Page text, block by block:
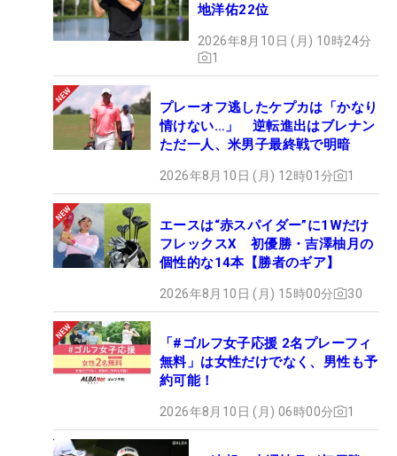
地洋佑22位
2026年8月10日 (月) 10時24分
1
プレーオフ逃したケプカは「かなり
情けない…」 逆転進出はブレナン
ただ一人、米男子最終戦で明暗
2026年8月10日 (月) 12時01分 1
エースは“赤スパイダー”に1Wだけ
フレックスX 初優勝・吉澤柚月の
個性的な14本【勝者のギア】
2026年8月10日 (月) 15時00分 30
「#ゴルフ女子応援 2名プレーフィ
無料」は女性だけでなく、男性も予
約可能！
2026年8月10日 (月) 06時00分 1